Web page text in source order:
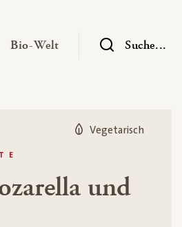
ausklappen
Bio-Welt — UntermenüSuche...
Vegetarisch
und